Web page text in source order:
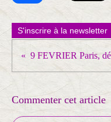
S'inscrire à la newsletter
Commenter cet article